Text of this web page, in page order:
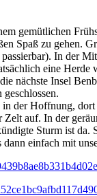
gemütlichen
Spaß zu gehen.
In der
eine Herde
nächste Insel
der Hoffnung,
Zelt auf. In der
Sturm ist
einfach mit